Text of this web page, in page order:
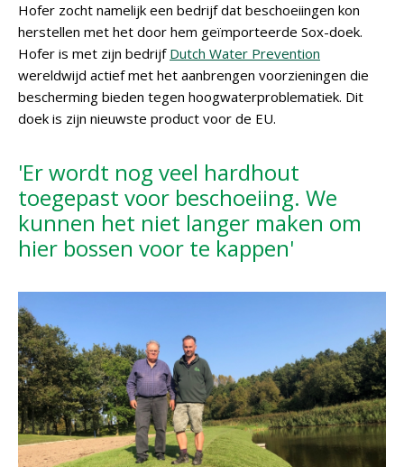
Hofer zocht namelijk een bedrijf dat beschoeiingen kon
herstellen met het door hem geïmporteerde Sox-doek.
Hofer is met zijn bedrijf Dutch Water Prevention
wereldwijd actief met het aanbrengen voorzieningen die
bescherming bieden tegen hoogwaterproblematiek. Dit
doek is zijn nieuwste product voor de EU.
'Er wordt nog veel hardhout
toegepast voor beschoeiing. We
kunnen het niet langer maken om
hier bossen voor te kappen'